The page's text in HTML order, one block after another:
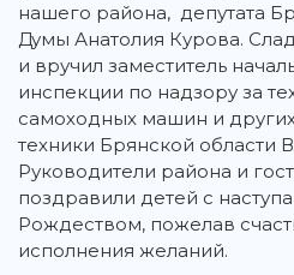
нашего района, депутата
Думы Анатолия Курова.
и вручил заместитель
инспекции по надзору за
самоходных машин и
техники Брянской области
Руководители района и
поздравили детей с
Рождеством, пожелав
исполнения желаний.